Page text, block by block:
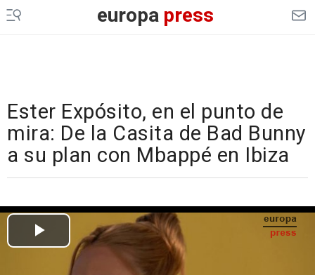
europapress
Ester Expósito, en el punto de
mira: De la Casita de Bad Bunny
a su plan con Mbappé en Ibiza